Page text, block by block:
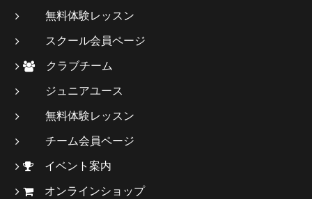
無料体験レッスン
スクール会員ページ
クラブチーム
ジュニアユース
無料体験レッスン
チーム会員ページ
イベント案内
オンラインショップ